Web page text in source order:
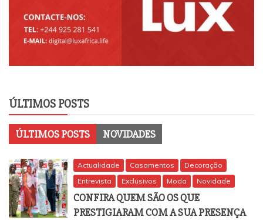
ÚLTIMOS POSTS
ÚLTIMOS POSTS NOVIDADES
Actualidade Casamentos
Decoração
Entrevista
Exclusivos Moda Novidade
CONFIRA QUEM SÃO OS QUE
PRESTIGIARAM COM A SUA PRESENÇA